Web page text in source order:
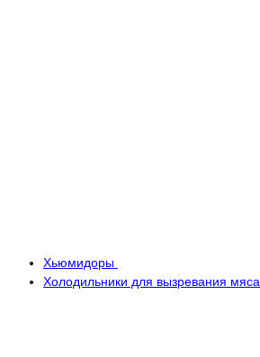
Хьюмидоры
Холодильники для вызревания мяса